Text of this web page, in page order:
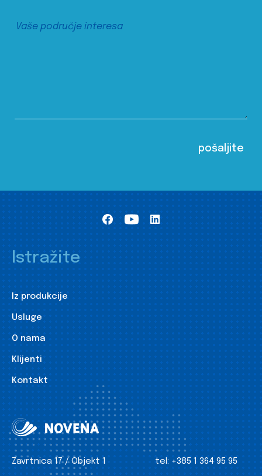
Istražite
Iz produkcije
Usluge
O nama
Klijenti
Kontakt
Zavrtnica 17 / Objekt 1
tel: +385 1 364 95 95